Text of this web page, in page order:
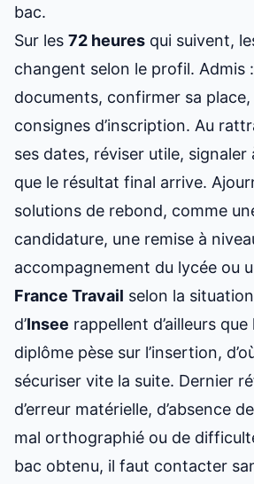
bac.
Sur les 72 heures qui suivent,
changent selon le profil. Admis
documents, confirmer sa place,
consignes d’inscription. Au
ses dates, réviser utile,
que le résultat final arrive.
solutions de rebond, comme
candidature, une remise à
accompagnement du lycée ou
France Travail selon la
d’Insee rappellent d’ailleurs
diplôme pèse sur l’insertion,
sécuriser vite la suite. Dernier
d’erreur matérielle, d’absence
mal orthographié ou de
bac obtenu, il faut contacter